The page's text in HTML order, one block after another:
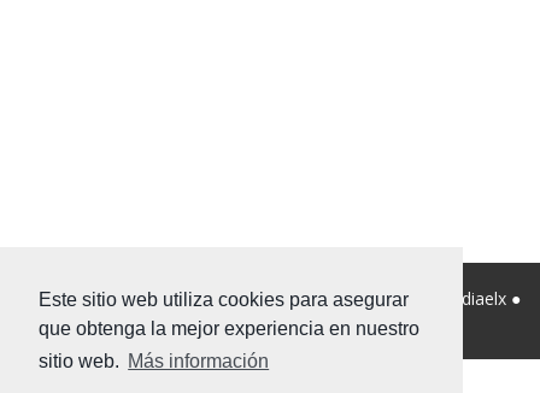
Este sitio web utiliza cookies para asegurar
que obtenga la mejor experiencia en nuestro
sitio web. Más información
© 2026 Viviendanet Asesores Inmobiliarios ● Diseño: Mediaelx ●
Nota legal●Privacidad● Mapa Web